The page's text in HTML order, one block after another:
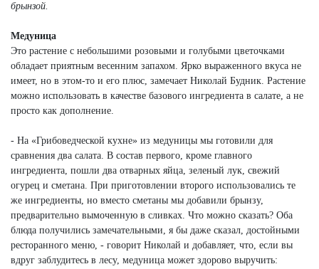
брынзой.
Медуница
Это растение с небольшими розовыми и голубыми цветочками
обладает приятным весенним запахом. Ярко выраженного вкуса не
имеет, но в этом-то и его плюс, замечает Николай Будник. Растение
можно использовать в качестве базового ингредиента в салате, а не
просто как дополнение.
- На «Грибоведческой кухне» из медуницы мы готовили для
сравнения два салата. В состав первого, кроме главного
ингредиента, пошли два отварных яйца, зеленый лук, свежий
огурец и сметана. При приготовлении второго использовались те
же ингредиенты, но вместо сметаны мы добавили брынзу,
предварительно вымоченную в сливках. Что можно сказать? Оба
блюда получились замечательными, я бы даже сказал, достойными
ресторанного меню, - говорит Николай и добавляет, что, если вы
вдруг заблудитесь в лесу, медуница может здорово выручить: